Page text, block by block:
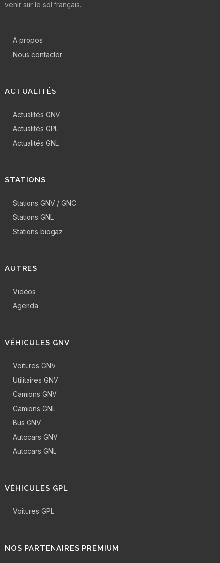
venir sur le sol français.
A propos
Nous contacter
ACTUALITÉS
Actualités GNV
Actualités GPL
Actualités GNL
STATIONS
Stations GNV / GNC
Stations GNL
Stations biogaz
AUTRES
Vidéos
Agenda
VÉHICULES GNV
Voitures GNV
Utilitaires GNV
Camions GNV
Camions GNL
Bus GNV
Autocars GNV
Autocars GNL
VÉHICULES GPL
Voitures GPL
NOS PARTENAIRES PREMIUM